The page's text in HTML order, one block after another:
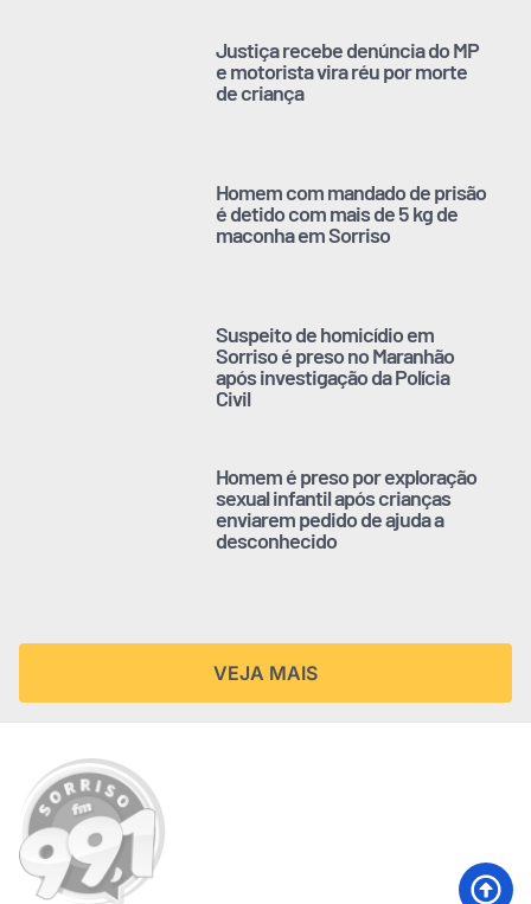
Justiça recebe denúncia do MP
e motorista vira réu por morte
de criança
Homem com mandado de prisão
é detido com mais de 5 kg de
maconha em Sorriso
Suspeito de homicídio em
Sorriso é preso no Maranhão
após investigação da Polícia
Civil
Homem é preso por exploração
sexual infantil após crianças
enviarem pedido de ajuda a
desconhecido
VEJA MAIS